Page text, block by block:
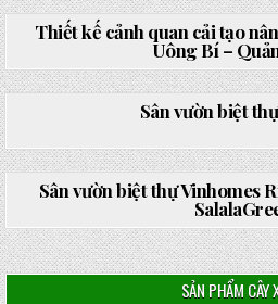
Posted
in
Thiết kế cảnh quan cải tạo
Uông Bí –
Posted
in
Sân vườn biệt
Posted
in
Sân vườn biệt thự Vinhomes
SẢN PHẨM CÂY